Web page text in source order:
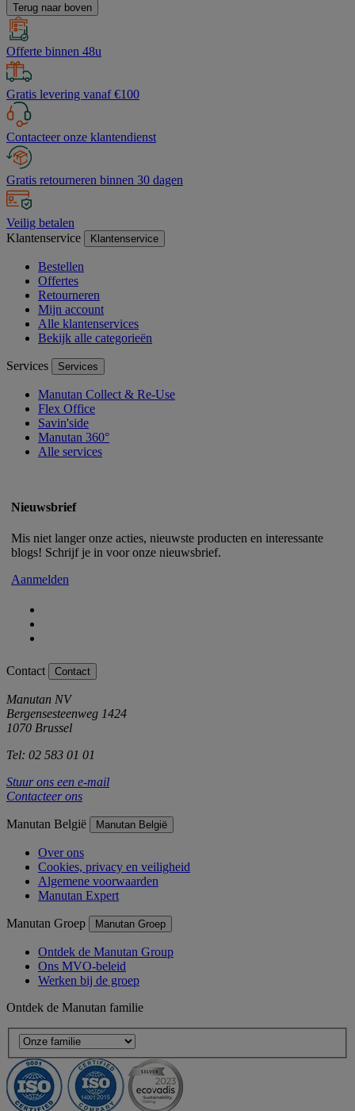
Terug naar boven
Offerte binnen 48u
Gratis levering vanaf €100
Contacteer onze klantendienst
Gratis retourneren binnen 30 dagen
Veilig betalen
Klantenservice
Klantenservice
Bestellen
Offertes
Retourneren
Mijn account
Alle klantenservices
Bekijk alle categorieën
Services Services
Manutan Collect & Re-Use
Flex Office
Savin'side
Manutan 360°
Alle services
Nieuwsbrief
Mis niet langer onze acties, nieuwste producten en interessante
blogs! Schrijf je in voor onze nieuwsbrief.
Aanmelden
Contact Contact
Manutan NV
Bergensesteenweg 1424
1070 Brussel
Tel: 02 583 01 01
Stuur ons een e-mail
Contacteer ons
Manutan België Manutan België
Over ons
Cookies, privacy en veiligheid
Algemene voorwaarden
Manutan Expert
Manutan Groep Manutan Groep
Ontdek de Manutan Group
Ons MVO-beleid
Werken bij de groep
Ontdek de Manutan familie